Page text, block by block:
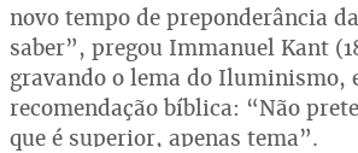
novo tempo de preponderância
saber”, pregou Immanuel Kant
gravando o lema do Iluminismo,
recomendação bíblica: “Não
que é superior, apenas tema”.